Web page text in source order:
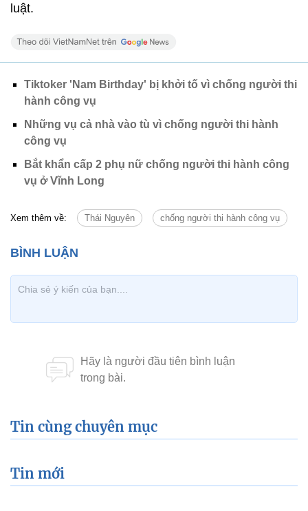
luật.
Tiktoker 'Nam Birthday' bị khởi tố vì chống người thi
hành công vụ
Những vụ cả nhà vào tù vì chống người thi hành
công vụ
Bắt khẩn cấp 2 phụ nữ chống người thi hành công
vụ ở Vĩnh Long
Xem thêm về: Thái Nguyên chống người thi hành công vụ
Tin cùng chuyên mục
Tin mới